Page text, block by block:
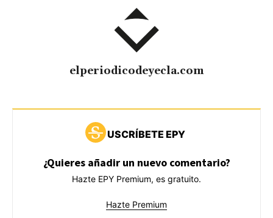
elperiodicodeyecla.com
USCRÍBETE EPY
¿Quieres añadir un nuevo comentario?
Hazte EPY Premium, es gratuito.
Hazte Premium